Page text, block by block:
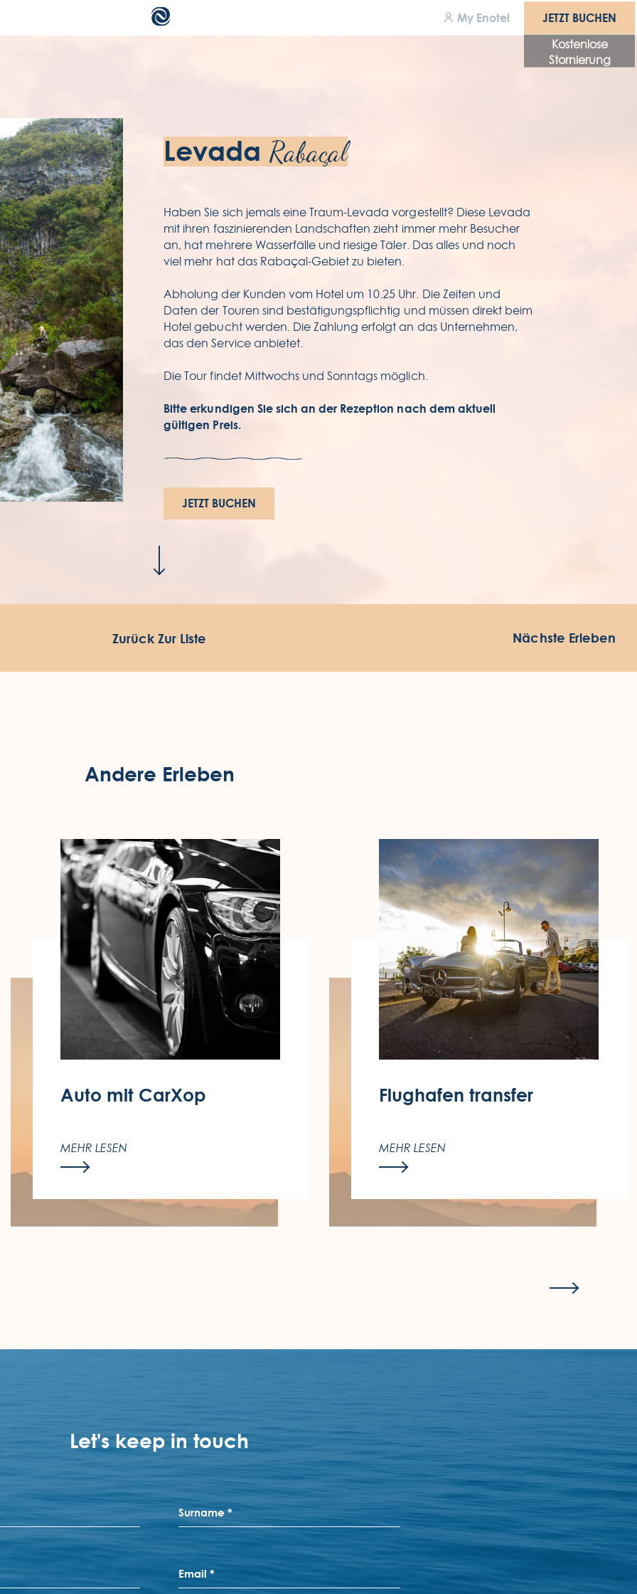
My Enotel JETZT BUCHEN
Kostenlose
Stornierung
JETZT BUCHEN
zugänglichkeit
geschäftsbedingungen
datenschutzrichtlinie
ENOTEL SUNSET BAY
Avenida 1º Maio.
Levada Rabaçal
Haben Sie sich jemals eine Traum-Levada vorgestellt? Diese Levada
mit ihren faszinierenden Landschaften zieht immer mehr Besucher
an, hat mehrere Wasserfälle und riesige Täler. Das alles und noch
viel mehr hat das Rabaçal-Gebiet zu bieten.
Abholung der Kunden vom Hotel um 10.25 Uhr. Die Zeiten und
Daten der Touren sind bestätigungspflichtig und müssen direkt beim
Hotel gebucht werden. Die Zahlung erfolgt an das Unternehmen,
das den Service anbietet.
Die Tour findet Mittwochs und Sonntags möglich.
Bitte erkundigen Sie sich an der Rezeption nach dem aktuell
gültigen Preis.
JETZT BUCHEN
Zurück Zur Liste Nächste Erleben
Andere Erleben
Auto mit CarXop
mit einem Sonderrabatt bei CarXop für
alle Enotel-Gäste.
MEHR LESEN
Flughafentransfer
Möglichkeit, Ihren Hin- und Rücktransfer
bei uns zu buchen.
MEHR LESEN